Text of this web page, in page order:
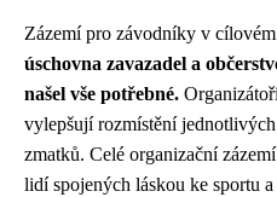
Zázemí pro závodníky v
úschovna zavazadel a
našel vše potřebné.
vylepšují rozmístění
zmatků. Celé organizační
lidí spojených láskou ke sportu